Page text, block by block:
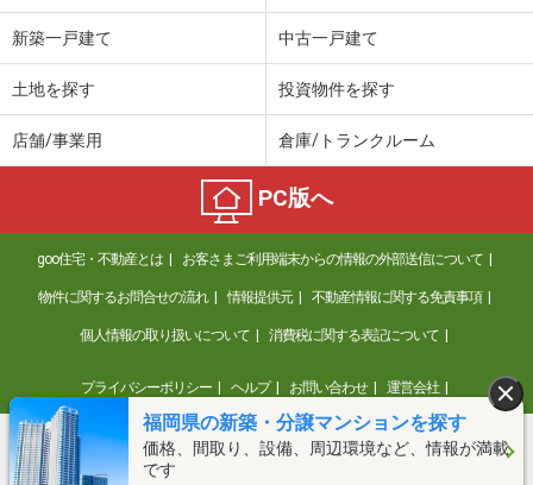
福岡県の新築・分譲マンションを探す
価格、間取り、設備、周辺環境など、情報が満載
です
新築一戸建て 中古一戸建て
土地を探す 投資物件を探す
店舗/事業用 倉庫/トランクルーム
PC版へ
goo住宅・不動産とは お客さまご利用端末からの情報の外部送信について
物件に関するお問合せの流れ 情報提供元 不動産情報に関する免責事項
個人情報の取り扱いについて 消費税に関する表記について
プライバシーポリシー ヘルプ お問い合わせ 運営会社
©NTT DOCOMO